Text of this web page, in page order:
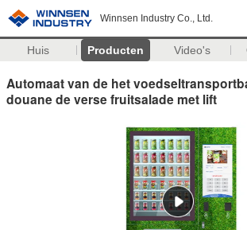
Winnsen Industry Co., Ltd.
Huis Producten Video's
Automaat van de het
douane de verse fruitsalade met lift